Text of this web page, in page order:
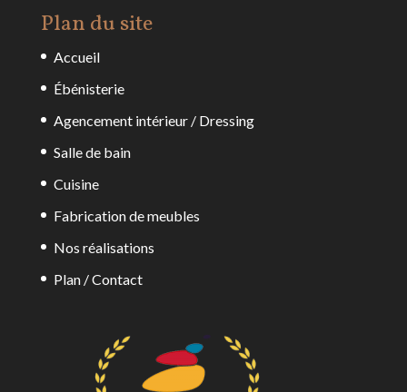
Plan du site
Accueil
Ébénisterie
Agencement intérieur / Dressing
Salle de bain
Cuisine
Fabrication de meubles
Nos réalisations
Plan / Contact